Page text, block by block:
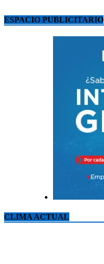
ESPACIO PUBLICITARIO
CLIMA ACTUAL